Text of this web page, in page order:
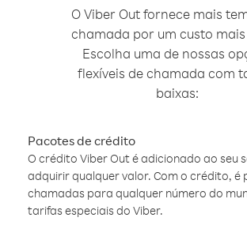
O Viber Out fornece mais
chamada por um custo mais
Escolha uma de nossas
flexíveis de chamada com
baixas:
Pacotes de crédito
O crédito Viber Out é adicionado ao seu
adquirir qualquer valor. Com o crédito, é
chamadas para qualquer número do
tarifas especiais do Viber.